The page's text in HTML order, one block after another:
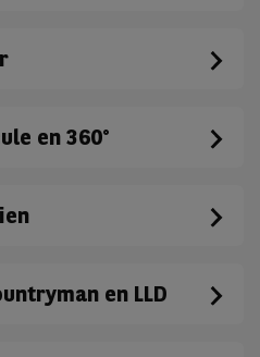
en 360°
en LLD